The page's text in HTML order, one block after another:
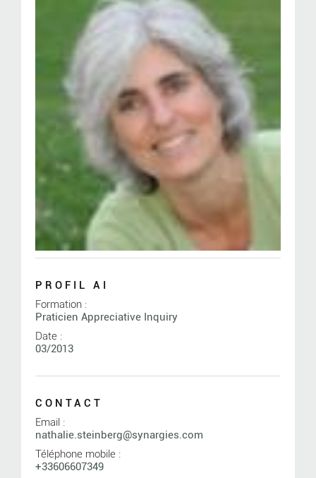
PROFIL AI
Formation :
Praticien Appreciative Inquiry
Date :
03/2013
CONTACT
Email :
nathalie.steinberg@synargies.com
Téléphone mobile :
+33606607349